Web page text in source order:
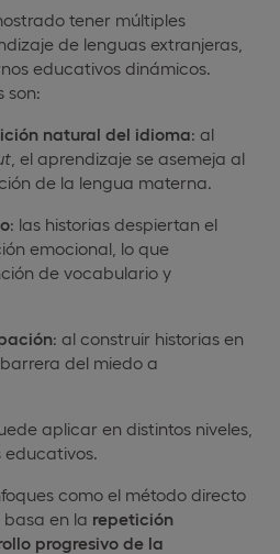
tener múltiples
de lenguas extranjeras,
educativos dinámicos.
son:
natural del idioma: al
, el aprendizaje se asemeja al
de la lengua materna.
: las historias despiertan el
emocional, lo que
de vocabulario y
: al construir historias en
del miedo a
aplicar en distintos niveles,
como el método directo
basa en la repetición
progresivo de la